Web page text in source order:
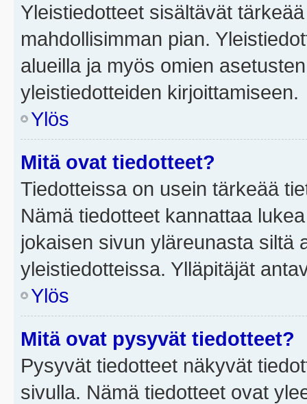
Yleistiedotteet sisältävät
mahdollisimman pian.
alueilla ja myös omien
yleistiedotteiden kirjoittamiseen.
Ylös
Mitä ovat tiedotteet?
Tiedotteissa on usein tärkeää
Nämä tiedotteet kannattaa
jokaisen sivun yläreunasta siltä
yleistiedotteissa. Ylläpitäjät
Ylös
Mitä ovat pysyvät tiedotteet?
Pysyvät tiedotteet näkyvät
sivulla. Nämä tiedotteet ovat